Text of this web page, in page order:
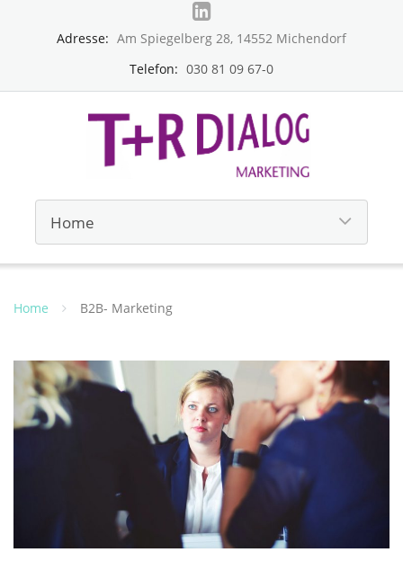
Adresse: Am Spiegelberg 28, 14552 Michendorf
Telefon: 030 81 09 67-0
Home B2B- Marketing